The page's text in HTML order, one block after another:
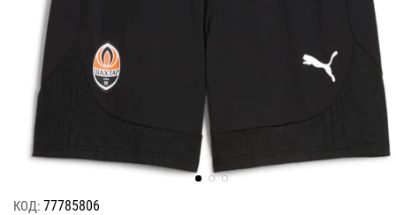
КОД: 77785806